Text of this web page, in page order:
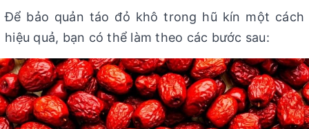
Để bảo quản táo đỏ khô trong hũ kín một cách
hiệu quả, bạn có thể làm theo các bước sau: